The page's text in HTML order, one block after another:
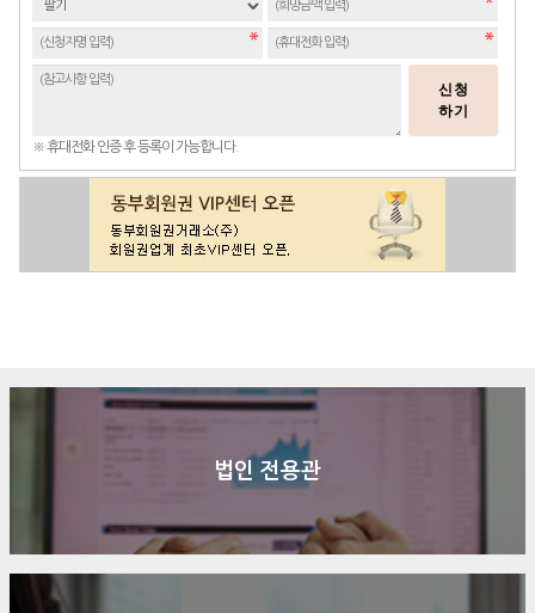
신청
하기
※ 휴대전화 인증 후 등록이 가능합니다.
구매문의 상담신청
법인 전용관